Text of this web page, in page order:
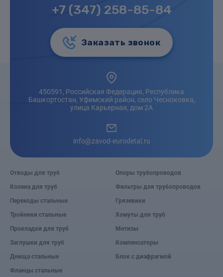
+7 (347) 258-85-84
Заказать звонок
450591, Российская Федерация, Республика
Башкортостан, Уфимский район, село Чесноковка,
улица Карьерная, дом 2А
info@zavod-eurodetal.ru
Отводы для труб
Колена для труб
Переходы стальные
Тройники стальные
Прокладки для труб
Заглушки для труб
Днища стальные
Фланцы стальные
Опоры трубопроводов
Фильтры для трубопроводов
Грязевики
Хомуты для труб
Метизы
Компенсаторы
Блок с диафрагмой